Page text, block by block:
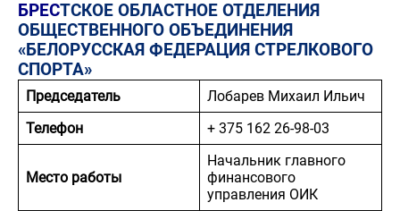
БРЕСТСКОЕ ОБЛАСТНОЕ ОТДЕЛЕНИЯ
ОБЩЕСТВЕННОГО ОБЪЕДИНЕНИЯ
«БЕЛОРУССКАЯ ФЕДЕРАЦИЯ СТРЕЛКОВОГО
СПОРТА»
Председатель
Лобарев Михаил Ильич
Телефон
+ 375 162 26-98-03
Место работы
Начальник главного
финансового
управления ОИК